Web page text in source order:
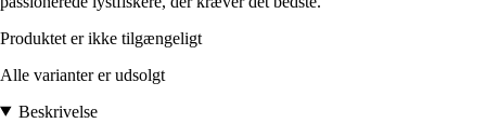
Produktet er ikke tilgængeligt
Alle varianter er udsolgt
Beskrivelse